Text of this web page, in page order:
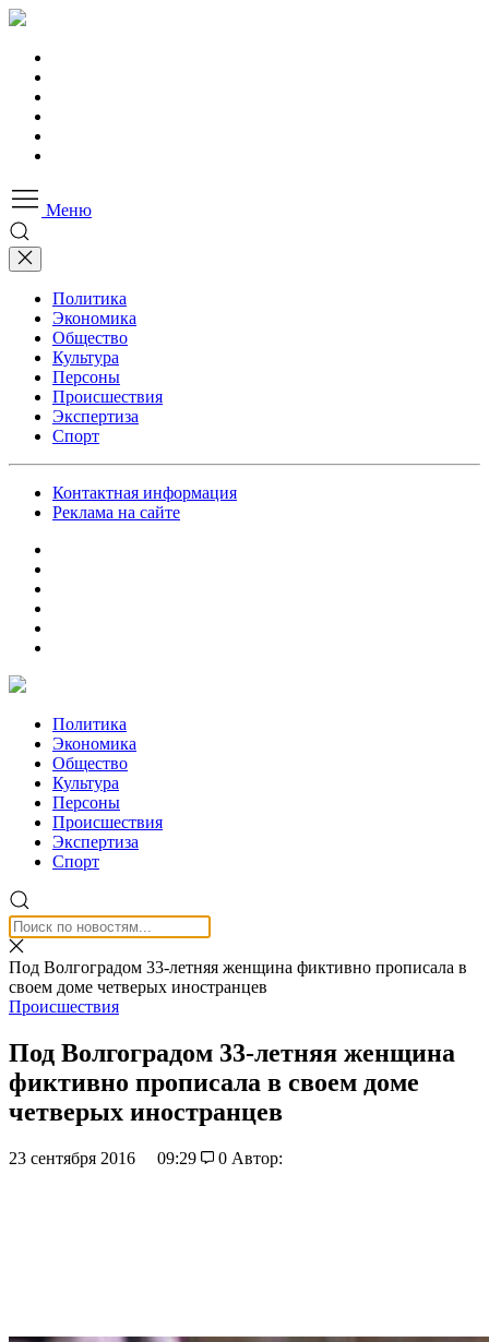
Меню
Политика
Экономика
Общество
Культура
Персоны
Происшествия
Экспертиза
Спорт
Контактная информация
Реклама на сайте
Политика
Экономика
Общество
Культура
Персоны
Происшествия
Экспертиза
Спорт
Под Волгоградом 33-летняя женщина фиктивно прописала в
своем доме четверых иностранцев
Происшествия
Под Волгоградом 33-летняя женщина
фиктивно прописала в своем доме
четверых иностранцев
23 сентября 2016 09:29 0 Автор: